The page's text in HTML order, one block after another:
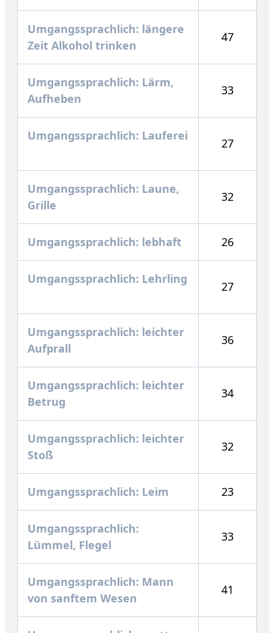
Umgangssprachlich: längere
Zeit Alkohol trinken
47
Umgangssprachlich: Lärm,
Aufheben
33
Umgangssprachlich: Lauferei
27
Umgangssprachlich: Laune,
Grille
32
Umgangssprachlich: lebhaft 26
Umgangssprachlich: Lehrling
27
Umgangssprachlich: leichter
Aufprall
36
Umgangssprachlich: leichter
Betrug
34
Umgangssprachlich: leichter
Stoß
32
Umgangssprachlich: Leim 23
Umgangssprachlich:
Lümmel, Flegel
33
Umgangssprachlich: Mann
von sanftem Wesen
41